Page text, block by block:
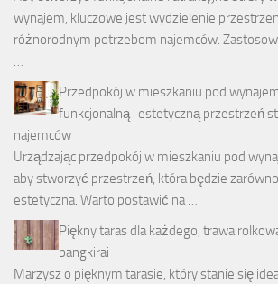
wynajem, kluczowe jest wydzielenie
różnorodnym potrzebom najemców.
…
Przedpokój w mieszkaniu pod
funkcjonalną i estetyczną przestrzeń
najemców
Urządzając przedpokój w mieszkaniu pod
aby stworzyć przestrzeń, która będzie
estetyczna. Warto postawić na …
Piękny taras dla każdego, trawa
bangkirai
Marzysz o pięknym tarasie, który stanie się